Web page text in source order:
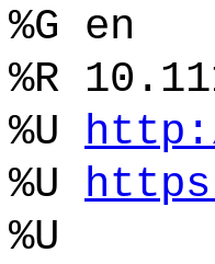
%G en
%R
%U
%U
%U